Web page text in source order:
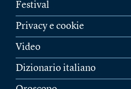
Festival
Privacy e cookie
Video
Dizionario italiano